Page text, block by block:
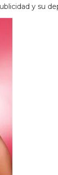
y su